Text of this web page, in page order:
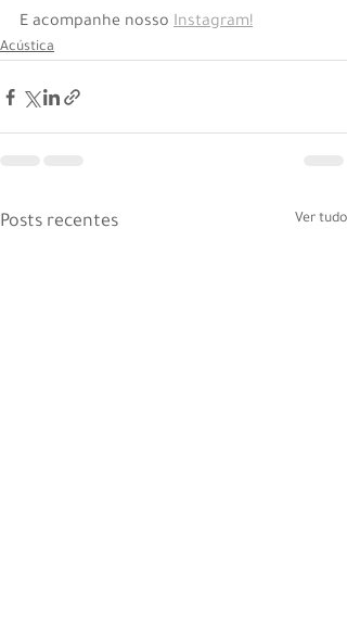
E acompanhe nosso Instagram!
Acústica
Posts recentes Ver tudo